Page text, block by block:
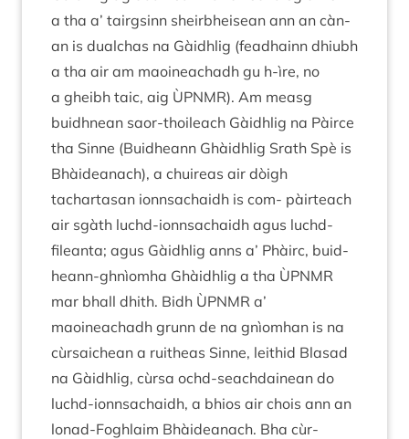
a tha a’ tairgsinn sheirb­he­isean ann an càn­
an is dual­chas na Gàidh­lig (feadhainn dhi­ubh
a tha air am maoineachadh gu h‑ìre, no
a gheibh taic, aig ÙPN­MR). Am measg
buidh­nean saor-thoileach Gàidh­lig na Pàirce
tha Sinne (Buid­heann Ghàidh­lig Srath Spè is
Bhàideanach), a chuire­as air dòigh
tachartas­an ionnsa­chaidh is com- pàirteach
air sgàth luchd-ionnsa­chaidh agus luchd-
fileanta; agus Gàidh­lig anns a’ Phàirc, buid­
heann-ghnìomha Ghàidh­lig a tha ÙPN­MR
mar bhall dhith. Bidh ÙPN­MR a’
maoineachadh grunn de na gnìom­han is na
cùr­saichean a ruith­eas Sinne, leith­id Blas­ad
na Gàidh­lig, cùrsa ochd-seach­dai­nean do
luchd-ionnsa­chaidh, a bhios air chois ann an
lon­ad-Fogh­laim Bhàideanach. Bha cùr­